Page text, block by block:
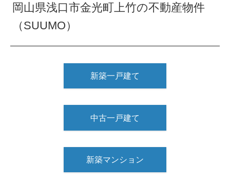
岡山県浅口市金光町上竹の不動産物件
（SUUMO）
新築一戸建て
中古一戸建て
新築マンション